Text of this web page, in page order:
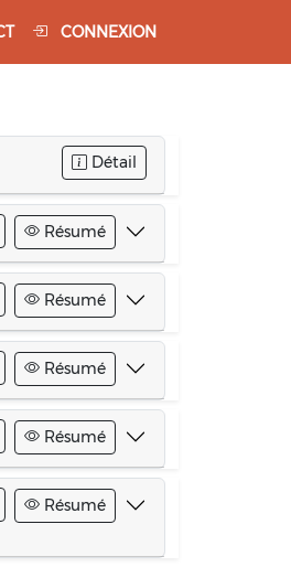
CONNEXION
Détail
Résumé
Résumé
Résumé
Résumé
Résumé